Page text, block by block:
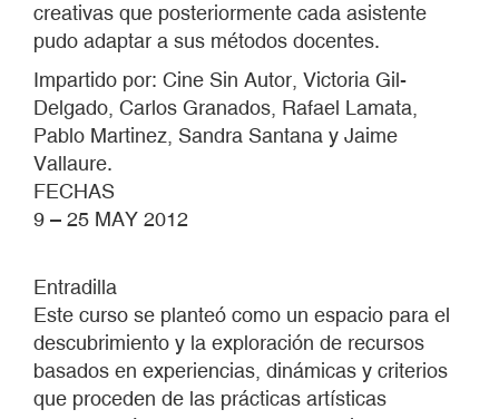
creativas que posteriormente cada asistente
pudo adaptar a sus métodos docentes.
Impartido por: Cine Sin Autor, Victoria Gil-
Delgado, Carlos Granados, Rafael Lamata,
Pablo Martinez, Sandra Santana y Jaime
Vallaure.
FECHAS
9 – 25 MAY 2012
Entradilla
Este curso se planteó como un espacio para el
descubrimiento y la exploración de recursos
basados en experiencias, dinámicas y criterios
que proceden de las prácticas artísticas